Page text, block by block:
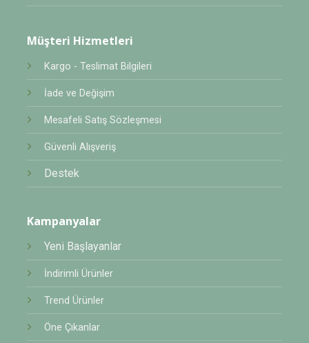
Müşteri Hizmetleri
Kargo - Teslimat Bilgileri
İade ve Değişim
Mesafeli Satış Sözleşmesi
Güvenli Alışveriş
Destek
Kampanyalar
Yeni Başlayanlar
İndirimli Ürünler
Trend Ürünler
Öne Çıkanlar